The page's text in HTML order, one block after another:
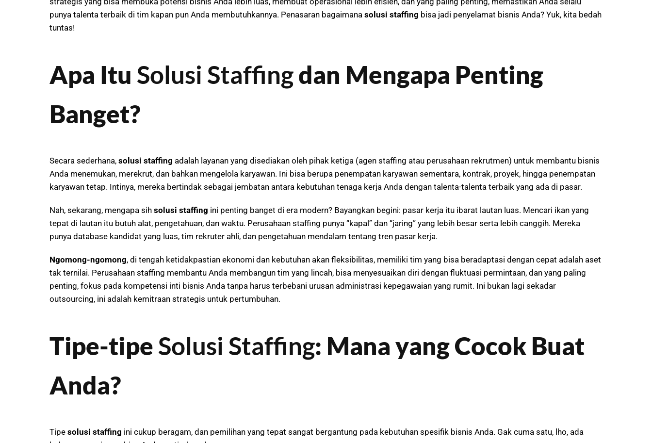
punya talenta terbaik di tim kapan pun Anda membutuhkannya. Penasaran bagaimana solusi staffing bisa jadi penyelamat bisnis Anda? Yuk, kita bedah
tuntas!
Apa Itu Solusi Staffingdan Mengapa Penting
Banget?
Secara sederhana, solusi staffing adalah layanan yang disediakan oleh pihak ketiga (agen staffing atau perusahaan rekrutmen) untuk membantu bisnis
Anda menemukan, merekrut, dan bahkan mengelola karyawan. Ini bisa berupa penempatan karyawan sementara, kontrak, proyek, hingga penempatan
karyawan tetap. Intinya, mereka bertindak sebagai jembatan antara kebutuhan tenaga kerja Anda dengan talenta-talenta terbaik yang ada di pasar.
Nah, sekarang, mengapa sih solusi staffing ini penting banget di era modern? Bayangkan begini: pasar kerja itu ibarat lautan luas. Mencari ikan yang
tepat di lautan itu butuh alat, pengetahuan, dan waktu. Perusahaan staffing punya “kapal” dan “jaring” yang lebih besar serta lebih canggih. Mereka
punya database kandidat yang luas, tim rekruter ahli, dan pengetahuan mendalam tentang tren pasar kerja.
Ngomong-ngomong, di tengah ketidakpastian ekonomi dan kebutuhan akan fleksibilitas, memiliki tim yang bisa beradaptasi dengan cepat adalah aset
tak ternilai. Perusahaan staffing membantu Anda membangun tim yang lincah, bisa menyesuaikan diri dengan fluktuasi permintaan, dan yang paling
penting, fokus pada kompetensi inti bisnis Anda tanpa harus terbebani urusan administrasi kepegawaian yang rumit. Ini bukan lagi sekadar
outsourcing, ini adalah kemitraan strategis untuk pertumbuhan.
Tipe-tipeSolusi Staffing: Mana yang Cocok Buat
Anda?
Tipe solusi staffing ini cukup beragam, dan pemilihan yang tepat sangat bergantung pada kebutuhan spesifik bisnis Anda. Gak cuma satu, lho, ada